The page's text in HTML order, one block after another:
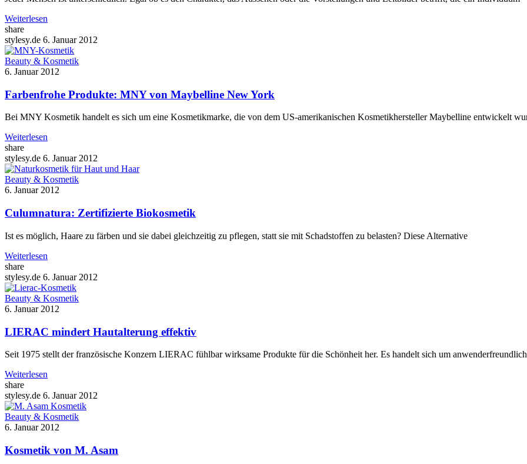
Weiterlesen
share
stylesy.de 6. Januar 2012
Beauty & Kosmetik
6. Januar 2012
Farbenfrohe Produkte: MNY von Maybelline New York
Bei MNY Kosmetik handelt es sich um eine Kosmetikmarke, die von dem US-amerikanischen Kosmetikhersteller Maybelline entwickelt
Weiterlesen
share
stylesy.de 6. Januar 2012
Beauty & Kosmetik
6. Januar 2012
Culumnatura: Zertifizierte Biokosmetik
Ist es möglich, Haare zu färben und sie dabei gleichzeitig zu pflegen, statt sie mit Schadstoffen zu belasten? Diese Alternative
Weiterlesen
share
stylesy.de 6. Januar 2012
Beauty & Kosmetik
6. Januar 2012
LIERAC mindert Hautalterung effektiv
Seit 1975 stellt der französische Konzern LIERAC fühlbar wirksame Produkte für die Schönheit her. Es handelt sich um
Weiterlesen
share
stylesy.de 6. Januar 2012
Beauty & Kosmetik
6. Januar 2012
Kosmetik von M. Asam